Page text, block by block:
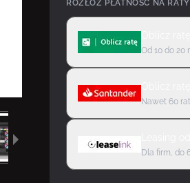
ROZŁÓŻ PŁATNOŚĆ NA RATY
Od 10 do 20
Nawet 60
Dla firm, do